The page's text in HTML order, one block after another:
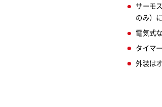
サーモ
のみ）
電気式
タイマ
外装は